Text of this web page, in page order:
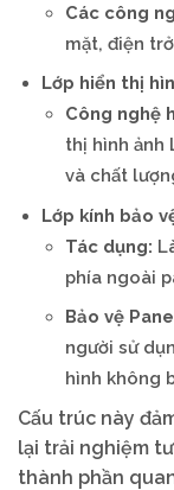
Các công
mặt, điện
Lớp hiển thị
Công nghệ
thị hình ảnh
và chất
Lớp kính bảo
Tác dụng:
phía ngoài
Bảo vệ
người sử
hình không
Cấu trúc này
lại trải nghiệm
thành phần